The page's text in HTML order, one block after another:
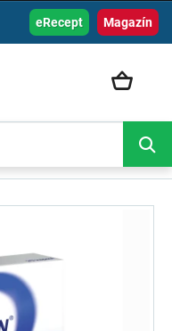
Magazín
eRecept